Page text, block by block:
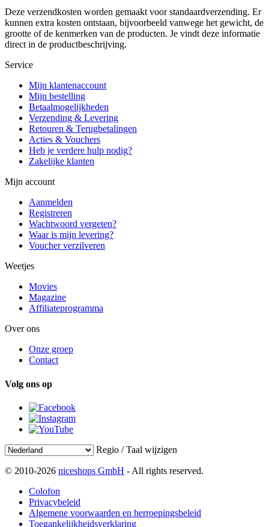
Deze verzendkosten worden gemaakt voor standaardverzending. Er
kunnen extra kosten ontstaan, bijvoorbeeld vanwege het gewicht, de
grootte of de kenmerken van de producten. Je vindt deze informatie
direct in de productbeschrijving.
Service
Mijn klantenaccount
Mijn bestelling
Betaalmogelijkheden
Verzending & Levering
Retouren & Terugbetalingen
Acties & Vouchers
Heb je verdere hulp nodig?
Zakelijke klanten
Mijn account
Aanmelden
Registreren
Wachtwoord vergeten?
Waar is mijn levering?
Voucher verzilveren
Weetjes
Movies
Magazine
Affiliateprogramma
Over ons
Onze groep
Contact
Volg ons op
Regio / Taal wijzigen
© 2010-2026 niceshops GmbH - All rights reserved.
Colofon
Privacybeleid
Algemene voorwaarden en herroepingsbeleid
Toegankelijkheidsverklaring